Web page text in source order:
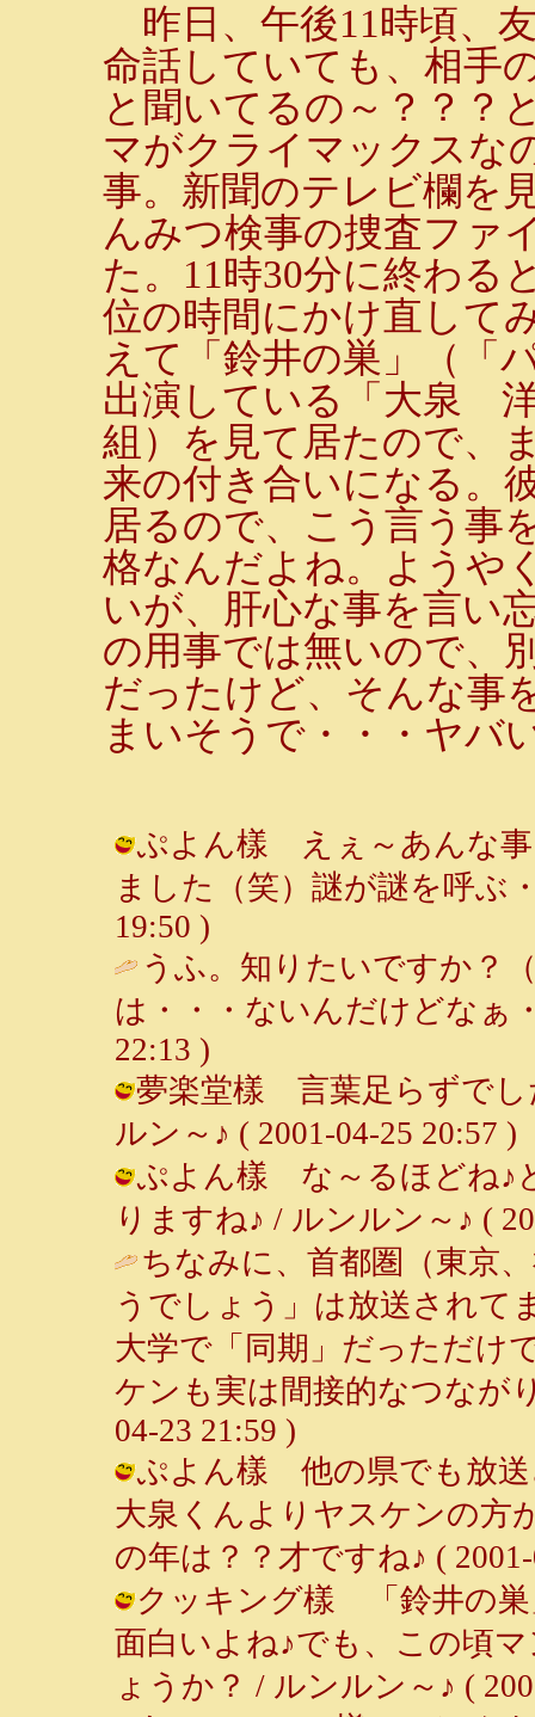
昨日、午後11時頃、
命話していても、相手
と聞いてるの～？？？
マがクライマックスな
事。新聞のテレビ欄を
んみつ検事の捜査ファ
た。11時30分に終わる
位の時間にかけ直して
えて「鈴井の巣」（「
出演している「大泉
組）を見て居たので、
来の付き合いになる。
居るので、こう言う事
格なんだよね。ようや
いが、肝心な事を言い
の用事では無いので、
だったけど、そんな事
まいそうで・・・ヤバ
ぷよん樣 えぇ～あんな
ました（笑）謎が謎を呼ぶ
19:50 )
うふ。知りたいですか？
は・・・ないんだけどなぁ
22:13 )
夢楽堂樣 言葉足らずでし
ルン～♪ ( 2001-04-25 20:57 )
ぷよん樣 な～るほどね♪
りますね♪ / ルンルン～♪ (
ちなみに、首都圏（東京
うでしょう」は放送されて
大学で「同期」だっただけ
ケンも実は間接的なつなが
04-23 21:59 )
ぷよん樣 他の県でも放送
大泉くんよりヤスケンの方
の年は？？才ですね♪ (
クッキング樣 「鈴井の巣
面白いよね♪でも、この頃
ょうか？ / ルンルン～♪ (